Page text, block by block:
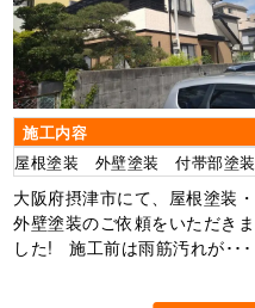
施工内容
屋根塗装 外壁塗装 付帯部塗装
大阪府摂津市にて、屋根塗装・
外壁塗装のご依頼をいただきま
した! 施工前は雨筋汚れが･･･